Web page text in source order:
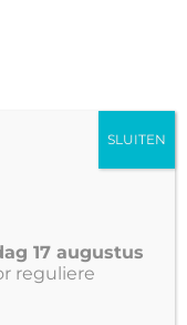
23, 2023 (5:30
17 augustus
reguliere
SLUITEN